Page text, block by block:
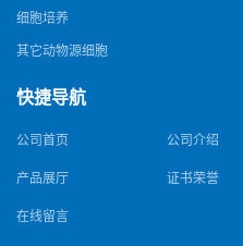
细胞培养
其它动物源细胞
快捷导航
公司首页 公司介绍
产品展厅 证书荣誉
在线留言